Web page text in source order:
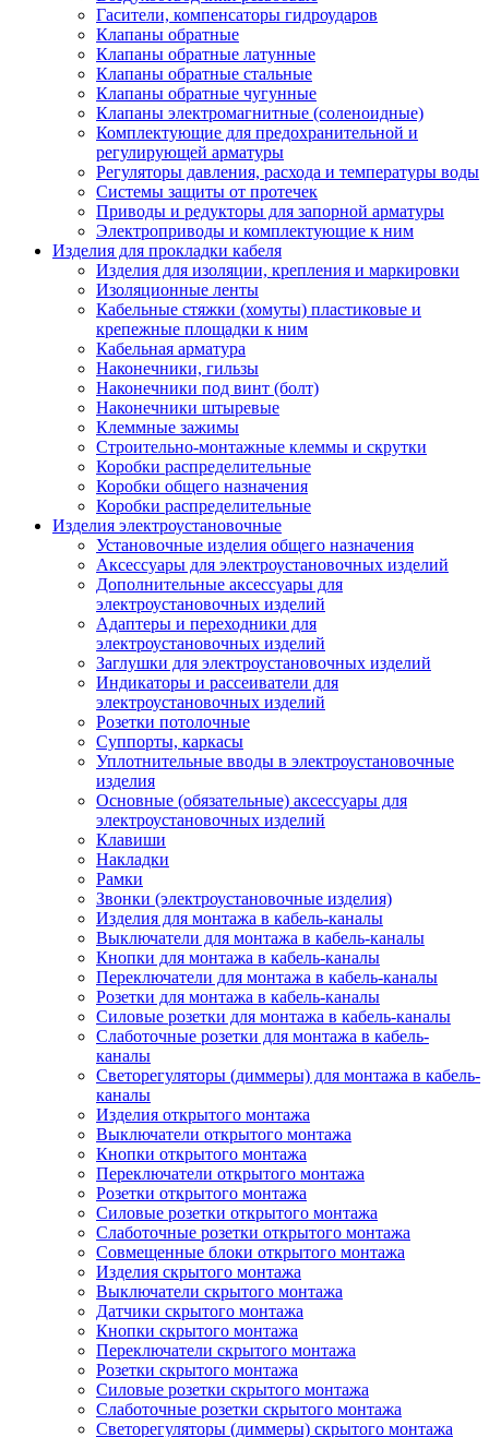
Гасители, компенсаторы гидроударов
Клапаны обратные
Клапаны обратные латунные
Клапаны обратные стальные
Клапаны обратные чугунные
Клапаны электромагнитные (соленоидные)
Комплектующие для предохранительной и
регулирующей арматуры
Регуляторы давления, расхода и температуры воды
Системы защиты от протечек
Приводы и редукторы для запорной арматуры
Электроприводы и комплектующие к ним
Изделия для прокладки кабеля
Изделия для изоляции, крепления и маркировки
Изоляционные ленты
Кабельные стяжки (хомуты) пластиковые и
крепежные площадки к ним
Кабельная арматура
Наконечники, гильзы
Наконечники под винт (болт)
Наконечники штыревые
Клеммные зажимы
Строительно-монтажные клеммы и скрутки
Коробки распределительные
Коробки общего назначения
Коробки распределительные
Изделия электроустановочные
Установочные изделия общего назначения
Аксессуары для электроустановочных изделий
Дополнительные аксессуары для
электроустановочных изделий
Адаптеры и переходники для
электроустановочных изделий
Заглушки для электроустановочных изделий
Индикаторы и рассеиватели для
электроустановочных изделий
Розетки потолочные
Суппорты, каркасы
Уплотнительные вводы в электроустановочные
изделия
Основные (обязательные) аксессуары для
электроустановочных изделий
Клавиши
Накладки
Рамки
Звонки (электроустановочные изделия)
Изделия для монтажа в кабель-каналы
Выключатели для монтажа в кабель-каналы
Кнопки для монтажа в кабель-каналы
Переключатели для монтажа в кабель-каналы
Розетки для монтажа в кабель-каналы
Силовые розетки для монтажа в кабель-каналы
Слаботочные розетки для монтажа в кабель-
каналы
Светорегуляторы (диммеры) для монтажа в кабель-
каналы
Изделия открытого монтажа
Выключатели открытого монтажа
Кнопки открытого монтажа
Переключатели открытого монтажа
Розетки открытого монтажа
Силовые розетки открытого монтажа
Слаботочные розетки открытого монтажа
Совмещенные блоки открытого монтажа
Изделия скрытого монтажа
Выключатели скрытого монтажа
Датчики скрытого монтажа
Кнопки скрытого монтажа
Переключатели скрытого монтажа
Розетки скрытого монтажа
Силовые розетки скрытого монтажа
Слаботочные розетки скрытого монтажа
Светорегуляторы (диммеры) скрытого монтажа